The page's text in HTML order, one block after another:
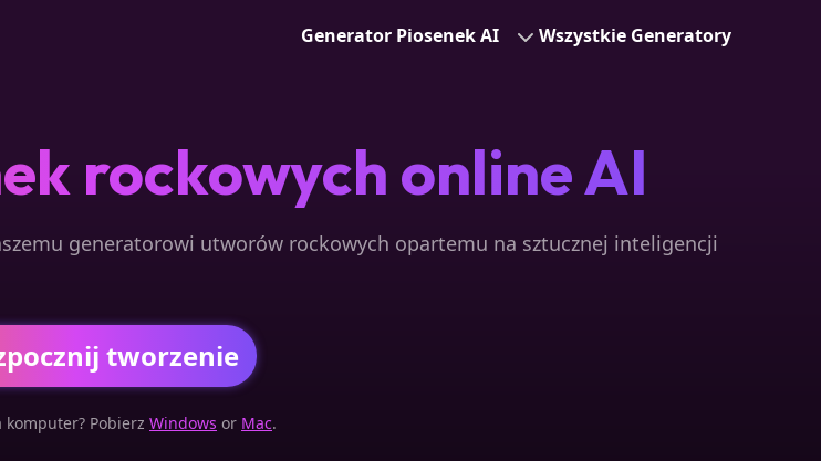
Generator Piosenek AI Wszystkie Generatory
rockowych online AI
generatorowi utworów rockowych opartemu na sztucznej inteligencji
tworzenie
Pobierz Windows or Mac.